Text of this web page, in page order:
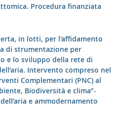
Procedura finanziata
in lotti, per l'affidamento
di strumentazione per
e lo sviluppo della rete di
Intervento compreso nel
Complementari (PNC) al
Biodiversità e clima”-
e ammodernamento